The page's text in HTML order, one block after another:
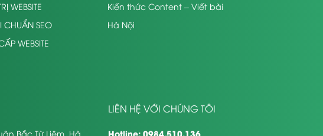
WEBSITE
CHUẨN SEO
WEBSITE
Kiến thức Content – Viết bài
Hà Nội
Bắc Từ Liêm, Hà
LIÊN HỆ VỚI CHÚNG TÔI
Hotline: 0984.510.136